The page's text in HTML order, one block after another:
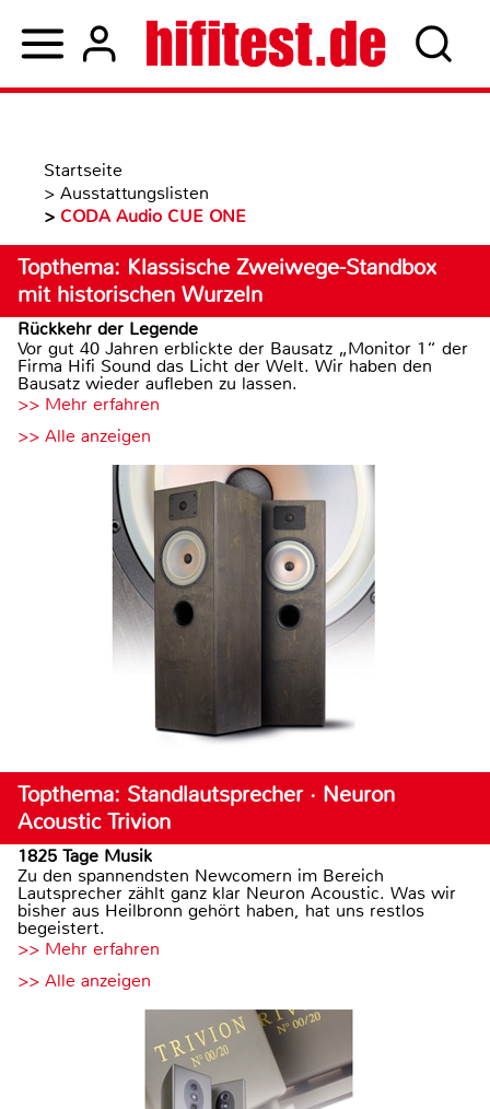
Startseite
> Ausstattungslisten
> CODA Audio CUE ONE
Topthema: Klassische Zweiwege-Standbox
mit historischen Wurzeln
Rückkehr der Legende
Vor gut 40 Jahren erblickte der Bausatz „Monitor 1“ der
Firma Hifi Sound das Licht der Welt. Wir haben den
Bausatz wieder aufleben zu lassen.
>> Mehr erfahren
>> Alle anzeigen
Topthema: Standlautsprecher · Neuron
Acoustic Trivion
1825 Tage Musik
Zu den spannendsten Newcomern im Bereich
Lautsprecher zählt ganz klar Neuron Acoustic. Was wir
bisher aus Heilbronn gehört haben, hat uns restlos
begeistert.
>> Mehr erfahren
>> Alle anzeigen